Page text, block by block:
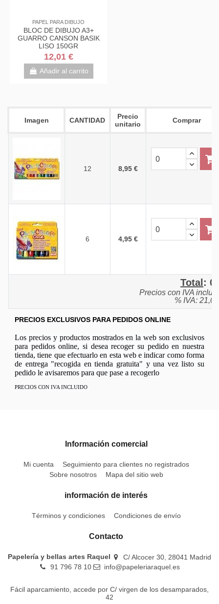
PAPEL PARA DIBUJO
BLOC DE DIBUJO A3+
GUARRO CANSON BASIK
LISO 150GR
12,01 €
Añadir al carrito
Imagen CANTIDAD
Precio
unitario
Comprar
12 8,95 €
6 4,95 €
Total :
Precios con IVA
% IVA:
PRECIOS EXCLUSIVOS PARA PEDIDOS ONLINE
Los precios y productos mostrados en la web son exclusivos
para pedidos online, si desea recoger su pedido en nuestra
tienda, tiene que efectuarlo en esta web e indicar como forma
de entrega "recogida en tienda gratuita" y una vez listo su
pedido le avisaremos para que pase a recogerlo
PRECIOS CON IVA INCLUIDO
Información comercial
Mi cuenta
Seguimiento para clientes no registrados
Sobre nosotros
Mapa del sitio web
información de interés
Términos y condiciones Condiciones de envío
Contacto
Papelería y bellas artes Raquel
C/ Alcocer 30, 28041 Madrid
91 796 78 10
info@papeleriaraquel.es
Fácil aparcamiento, accede por C/ virgen de los desamparados,
42